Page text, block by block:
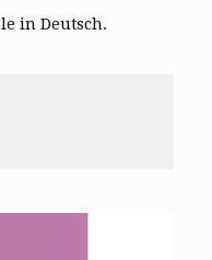
in Deutsch.